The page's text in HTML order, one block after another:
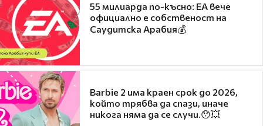
55 милиарда по-късно: EA вече
официално е собственост на
Саудитска Арабия💰
Barbie 2 има краен срок до 2026,
който трябва да спази, иначе
никога няма да се случи.😯💥